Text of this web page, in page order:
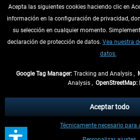
DESISTIR DEL CONTRATO
INFORMACIÓN
tasas de recepción si no se
** De aplicación a envíos dentro de Alemania.
demás países se pueden consultar en la
Acepta las siguientes cookies haciendo clic en
información en la configuración de privacidad,
su selección en cualquier momento.
declaración de protección de datos. Vea nuestra
datos.
Google Tag Manager: Tracking and Analysis ,
Analysis , OpenStreetMap:
Técnicamente necesario para
Aceptar todo